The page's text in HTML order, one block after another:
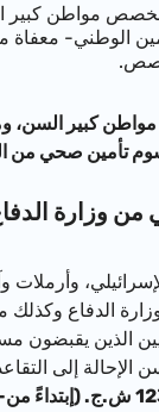
مواطن كبير
الوطني- معفاة
كبير السن،
تأمين صحي من
وزارة الدفاع
وأرملات
الدفاع وكذلك
الذين يقبضون
إلى